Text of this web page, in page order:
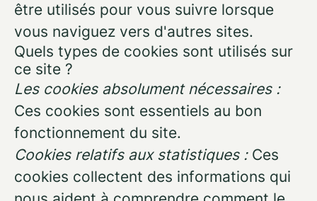
être utilisés pour vous suivre lorsque
vous naviguez vers d'autres sites.
Quels types de cookies sont utilisés sur
ce site ?
Les cookies absolument nécessaires :
Ces cookies sont essentiels au bon
fonctionnement du site.
Cookies relatifs aux statistiques :Ces
cookies collectent des informations qui